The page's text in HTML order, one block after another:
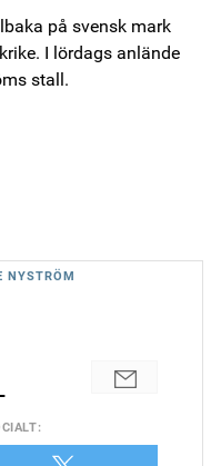
på svensk mark
I lördags anlände
stall.
NYSTRÖM
: